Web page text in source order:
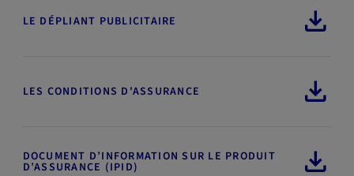
LE DÉPLIANT PUBLICITAIRE
LES CONDITIONS D'ASSURANCE
DOCUMENT D’INFORMATION SUR LE PRODUIT
D’ASSURANCE (IPID)